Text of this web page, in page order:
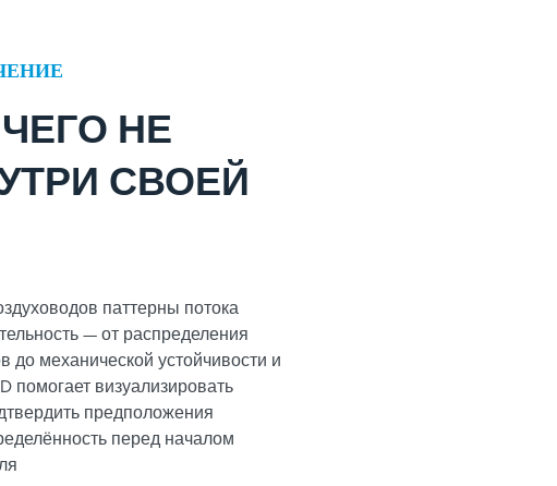
НЕ
СВОЕЙ
паттерны потока
— от распределения
до механической устойчивости и
помогает визуализировать
предположения
перед началом